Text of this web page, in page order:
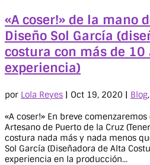
«A coser!» de la mano
Diseño Sol García
costura con más de 10
experiencia)
por Lola Reyes | Oct 19, 2020 | Blog,
«A coser!» En breve
Artesano de Puerto de la Cruz
costura nada más y nada menos
Sol García (Diseñadora de Alta
experiencia en la producción...